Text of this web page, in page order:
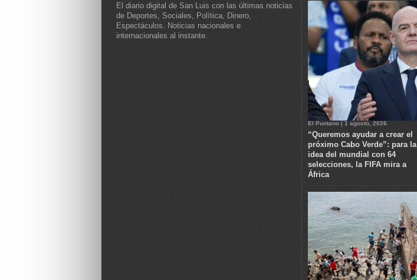
El diario digital de San Luis con las últimas noticias
de Deportes, Sociales, Política, Dinero,
Espectáculos. Noticias nacionales e
internacionales al instante.
El Puntano | 1 agosto, 2026
“Queremos ayudar a crear el
próximo Cabo Verde”: para la
idea del mundial con 64
selecciones, la FIFA mira a
África